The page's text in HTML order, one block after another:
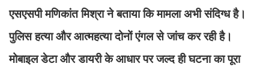
एसएसपी मणिकांत मिश्रा ने बताया कि मामला अभी संदिग्ध है।
पुलिस हत्या और आत्महत्या दोनों एंगल से जांच कर रही है।
मोबाइल डेटा और डायरी के आधार पर जल्द ही घटना का पूरा